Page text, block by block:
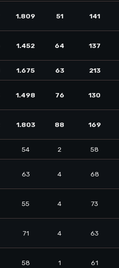
1.809 51 141
1.452 64 137
1.675 63 213
1.498 76 130
1.803 88 169
54 2
58
63 4 68
55 4 73
71 4 63
58 1 61